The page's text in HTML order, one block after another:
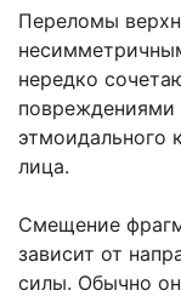
Переломы
нередко
повреждениями
этмоидального
лица.
Смещение
зависит от
силы. Обычно